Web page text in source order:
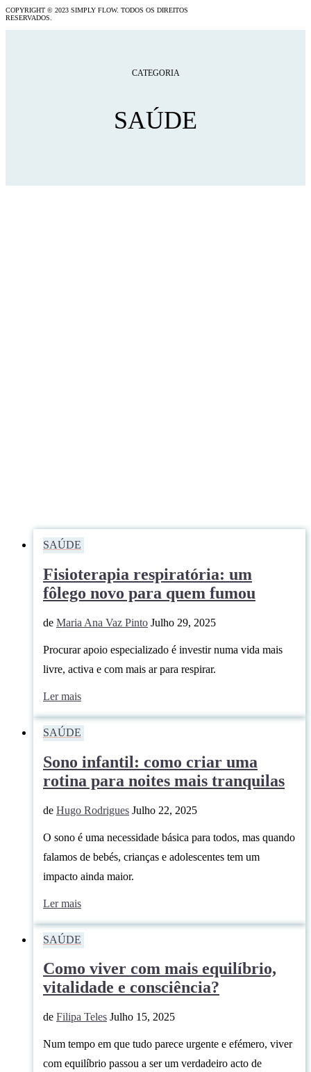
COPYRIGHT © 2023 SIMPLY FLOW. TODOS OS DIREITOS
RESERVADOS.
CATEGORIA
SAÚDE
SAÚDE
Fisioterapia respiratória: um
fôlego novo para quem fumou
de Maria Ana Vaz Pinto Julho 29, 2025
Procurar apoio especializado é investir numa vida mais
livre, activa e com mais ar para respirar.
Ler mais
SAÚDE
Sono infantil: como criar uma
rotina para noites mais tranquilas
de Hugo Rodrigues Julho 22, 2025
O sono é uma necessidade básica para todos, mas quando
falamos de bebés, crianças e adolescentes tem um
impacto ainda maior.
Ler mais
SAÚDE
Como viver com mais equilíbrio,
vitalidade e consciência?
de Filipa Teles Julho 15, 2025
Num tempo em que tudo parece urgente e efémero, viver
com equilíbrio passou a ser um verdadeiro acto de